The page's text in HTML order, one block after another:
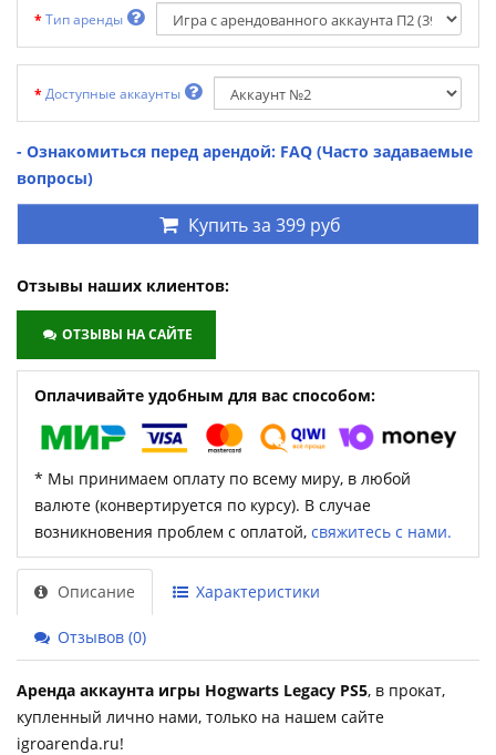
Тип аренды
Доступные аккаунты
- Ознакомиться перед арендой: FAQ (Часто задаваемые
вопросы)
Купить за 399 руб
Отзывы наших клиентов:
ОТЗЫВЫ НА САЙТЕ
Оплачивайте удобным для вас способом:
* Мы принимаем оплату по всему миру, в любой
валюте (конвертируется по курсу). В случае
возникновения проблем с оплатой, свяжитесь с нами.
Описание Характеристики
Отзывов (0)
Аренда аккаунта игры Hogwarts Legacy PS5, в прокат,
купленный лично нами, только на нашем сайте
igroarenda.ru!